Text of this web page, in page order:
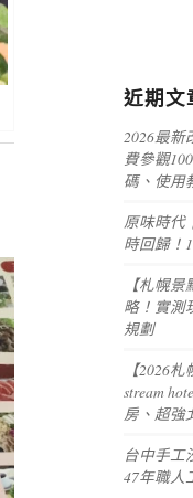
近期文
2026最新
費參觀
碼、使用
原味時代
時回歸！
【札幌
略！實測
規劃
【2026
stream
房、超強
台中手工
47年職人